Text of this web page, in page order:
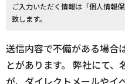
ご入力いただく情報は「個人情報
致します。
送信内容で不備がある場合
とがあります。 弊社にて
が、ダイレクトメールやイ